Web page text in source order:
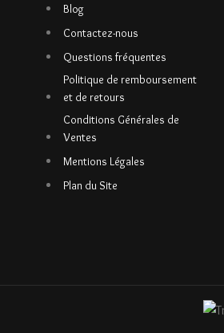
Blog
Contactez-nous
Questions fréquentes
Politique de remboursement
et de retours
Conditions Générales de
Ventes
Mentions Légales
Plan du Site